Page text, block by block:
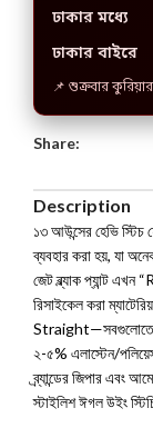
ঢাকার মধ্যে
ঢাকার বাইরে
📌 শুক্রবার
Share:
Description
১৩ আউন্সের হেভি স্টিচ
ব্যবহার করা হয়, যা
জেট ব্ল্যাক প্যান্ট এখন
রিসাইকেল করা
Straight—সবগুলোতেই
২-৫% এলাস্টেন/
ব্র্যান্ডের জিপার এবং
স্টাইলিশ ঈগল উইং